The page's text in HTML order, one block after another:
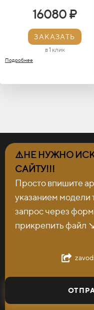
16080 ₽
ЗАКАЗАТЬ
в 1 клик
Подробнее
⚠️НЕ НУЖНО
САЙТУ!!!
Просто впишите
указанием модели
запрос через
прикрепить файл ↘️